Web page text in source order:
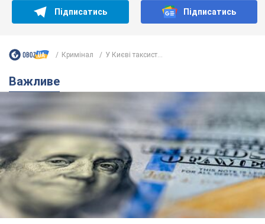
Банки "готуються" до нового курсу долара:
українцям розповіли, чого очікувати
найближчими днями
Яким буде курс валюти в обмінниках
6.08.2026 22:58 151,2 т.
Українцям обіцяють по 850 грн від